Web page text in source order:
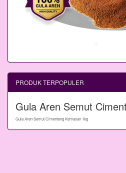
PRODUK TERPOPULER
Gula Aren Semut
Gula Aren Semut Cimenteng Kemasan 1kg